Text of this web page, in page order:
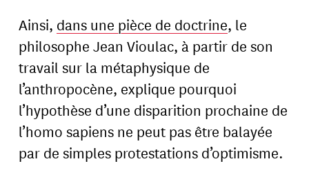
Ainsi, dans une pièce de doctrine, le
philosophe Jean Vioulac, à partir de son
travail sur la métaphysique de
l’anthropocène, explique pourquoi
l’hypothèse d’une disparition prochaine de
l’homo sapiens ne peut pas être balayée
par de simples protestations d’optimisme.